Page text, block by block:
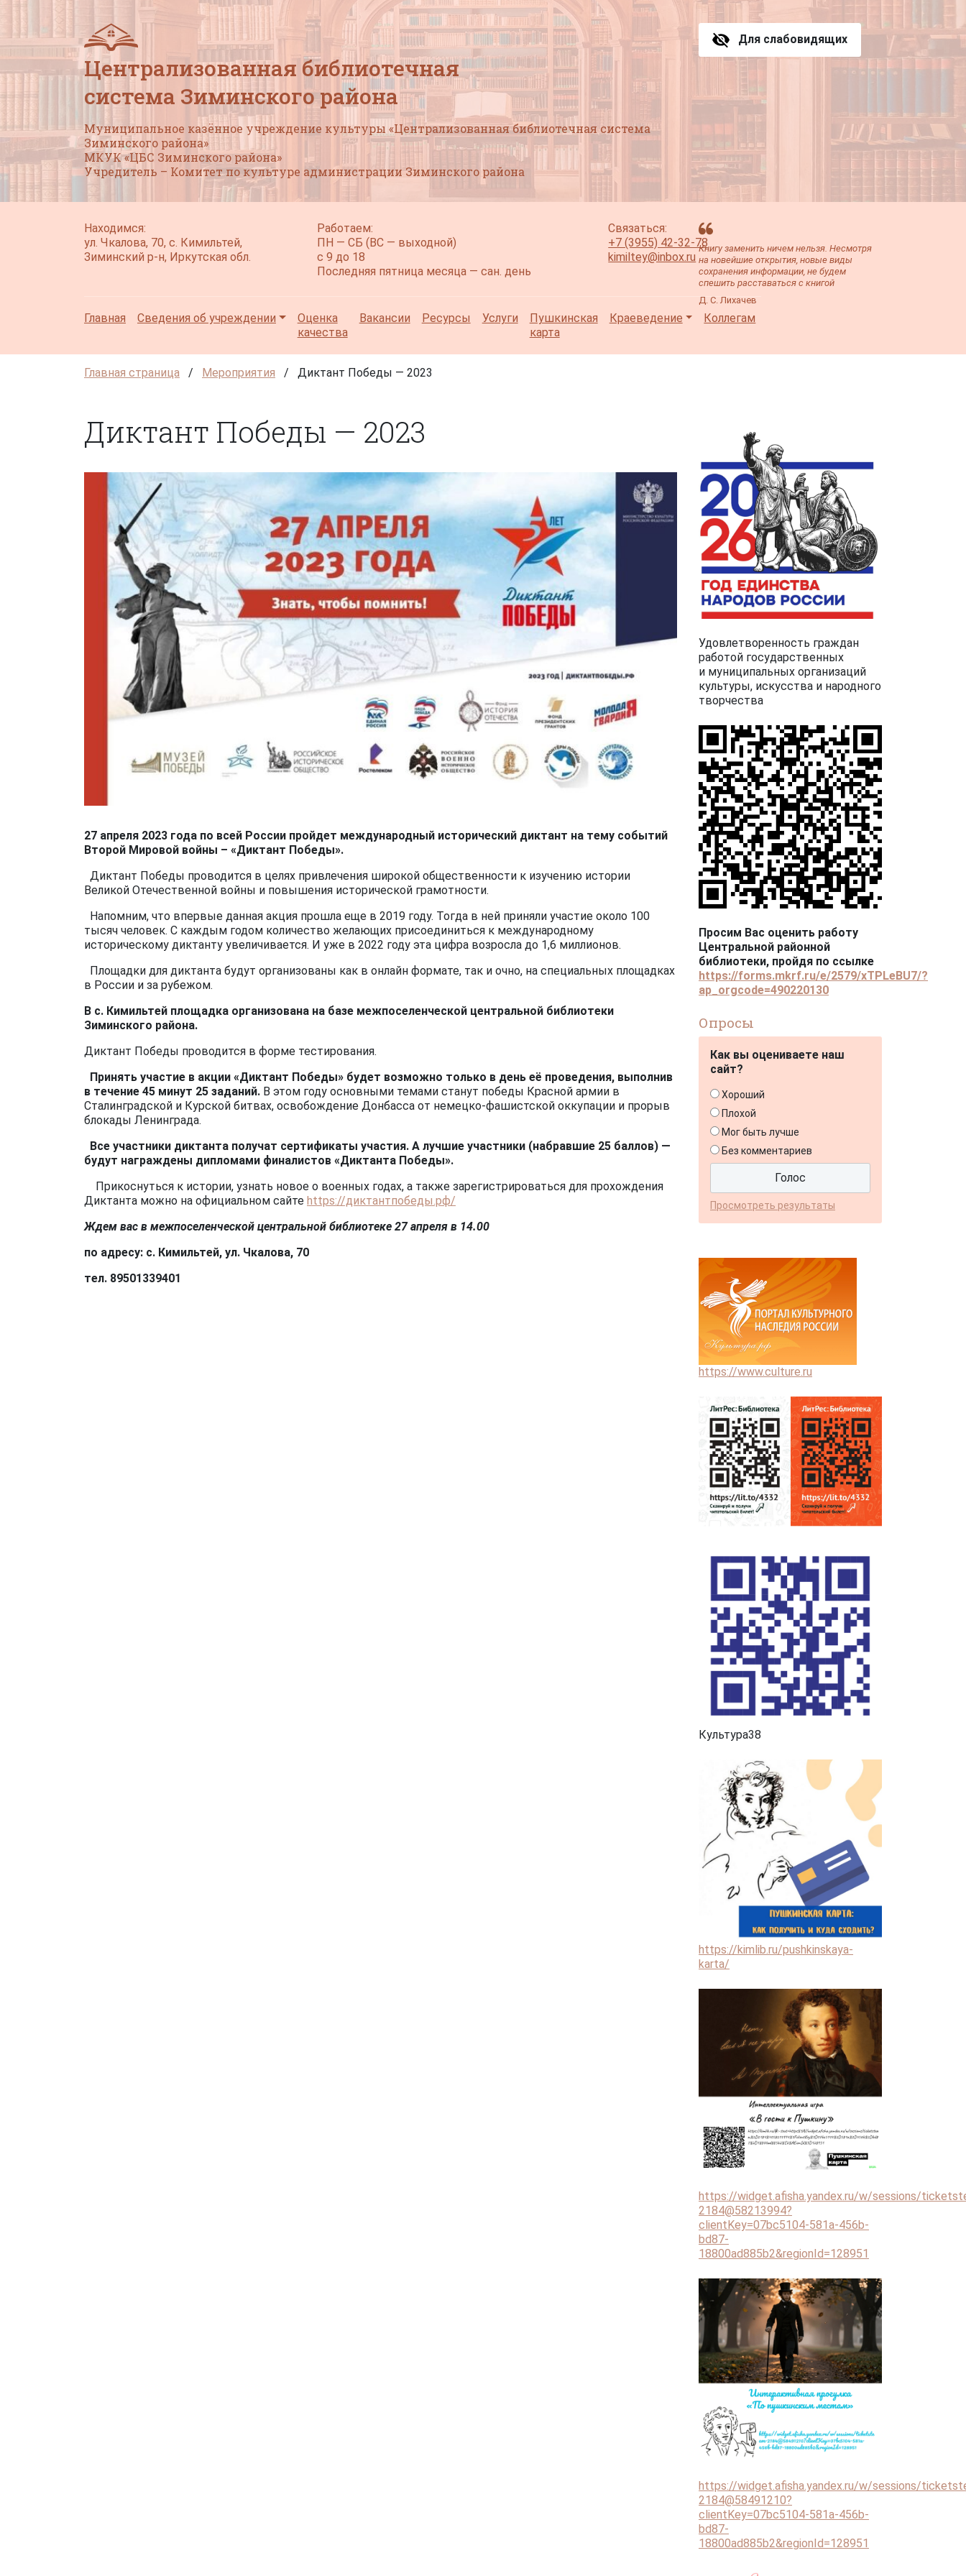
Централизованная библиотечная
система Зиминского района
Муниципальное казённое учреждение культуры «Централизованная библиотечная система
Зиминского района»
МКУК «ЦБС Зиминского района»
Учредитель – Комитет по культуре администрации Зиминского района
Для слабовидящих
Находимся:
ул. Чкалова, 70, с. Кимильтей,
Зиминский р-н, Иркутская обл.
Работаем:
ПН — СБ (ВС — выходной)
с 9 до 18
Последняя пятница месяца — сан. день
Связаться:
+7 (3955) 42-32-78
kimiltey@inbox.ru
Главная Сведения об учреждении
Оценка
качества
Вакансии Ресурсы Услуги
Пушкинская
карта
Краеведение Коллегам
Книгу заменить ничем нельзя. Несмотря
на новейшие открытия, новые виды
сохранения информации, не будем
спешить расставаться с книгой
Д. С. Лихачев
Главная страница / Мероприятия / Диктант Победы — 2023
Диктант Победы — 2023
27 апреля 2023 года по всей России пройдет международный исторический диктант на тему событий
Второй Мировой войны – «Диктант Победы».
Диктант Победы проводится в целях привлечения широкой общественности к изучению истории
Великой Отечественной войны и повышения исторической грамотности.
Напомним, что впервые данная акция прошла еще в 2019 году. Тогда в ней приняли участие около 100
тысяч человек. С каждым годом количество желающих присоединиться к международному
историческому диктанту увеличивается. И уже в 2022 году эта цифра возросла до 1,6 миллионов.
Площадки для диктанта будут организованы как в онлайн формате, так и очно, на специальных площадках
в России и за рубежом.
В с. Кимильтей площадка организована на базе межпоселенческой центральной библиотеки
Зиминского района.
Диктант Победы проводится в форме тестирования.
Принять участие в акции «Диктант Победы» будет возможно только в день её проведения, выполнив
в течение 45 минут 25 заданий. В этом году основными темами станут победы Красной армии в
Сталинградской и Курской битвах, освобождение Донбасса от немецко-фашистской оккупации и прорыв
блокады Ленинграда.
Все участники диктанта получат сертификаты участия. А лучшие участники (набравшие 25 баллов) —
будут награждены дипломами финалистов «Диктанта Победы».
Прикоснуться к истории, узнать новое о военных годах, а также зарегистрироваться для прохождения
Диктанта можно на официальном сайте https://диктантпобеды.рф/
Ждем вас в межпоселенческой центральной библиотеке 27 апреля в 14.00
по адресу: с. Кимильтей, ул. Чкалова, 70
тел. 89501339401
Удовлетворенность граждан
работой государственных
и муниципальных организаций
культуры, искусства и народного
творчества
Просим Вас оценить работу
Центральной районной
библиотеки, пройдя по ссылке
https://forms.mkrf.ru/e/2579/xTPLeBU7/?
ap_orgcode=490220130
Опросы
Как вы оцениваете наш
сайт?
Хороший
Плохой
Мог быть лучше
Без комментариев
Просмотреть результаты
https://www.culture.ru
Культура38
https://kimlib.ru/pushkinskaya-
karta/
https://widget.afisha.yandex.ru/w/sessions/
2184@58213994?
clientKey=07bc5104-581a-456b-
bd87-
18800ad885b2&regionId=128951
https://widget.afisha.yandex.ru/w/sessions/
2184@58491210?
clientKey=07bc5104-581a-456b-
bd87-
18800ad885b2&regionId=128951